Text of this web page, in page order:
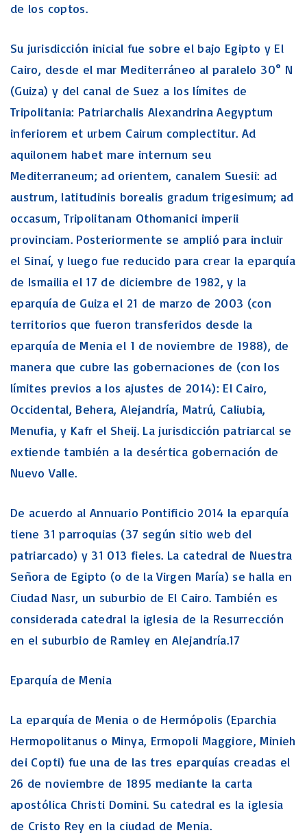
de los coptos.
Su jurisdicción inicial fue sobre el bajo Egipto y El
Cairo, desde el mar Mediterráneo al paralelo 30° N
(Guiza) y del canal de Suez a los límites de
Tripolitania: Patriarchalis Alexandrina Aegyptum
inferiorem et urbem Cairum complectitur. Ad
aquilonem habet mare internum seu
Mediterraneum; ad orientem, canalem Suesii: ad
austrum, latitudinis borealis gradum trigesimum; ad
occasum, Tripolitanam Othomanici imperii
provinciam. Posteriormente se amplió para incluir
el Sinaí, y luego fue reducido para crear la eparquía
de Ismailia el 17 de diciembre de 1982, y la
eparquía de Guiza el 21 de marzo de 2003 (con
territorios que fueron transferidos desde la
eparquía de Menia el 1 de noviembre de 1988), de
manera que cubre las gobernaciones de (con los
límites previos a los ajustes de 2014): El Cairo,
Occidental, Behera, Alejandría, Matrú, Caliubia,
Menufia, y Kafr el Sheij. La jurisdicción patriarcal se
extiende también a la desértica gobernación de
Nuevo Valle.
De acuerdo al Annuario Pontificio 2014 la eparquía
tiene 31 parroquias (37 según sitio web del
patriarcado) y 31 013 fieles. La catedral de Nuestra
Señora de Egipto (o de la Virgen María) se halla en
Ciudad Nasr, un suburbio de El Cairo. También es
considerada catedral la iglesia de la Resurrección
en el suburbio de Ramley en Alejandría.17
Eparquía de Menia
La eparquía de Menia o de Hermópolis (Eparchia
Hermopolitanus o Minya, Ermopoli Maggiore, Minieh
dei Copti) fue una de las tres eparquías creadas el
26 de noviembre de 1895 mediante la carta
apostólica Christi Domini. Su catedral es la iglesia
de Cristo Rey en la ciudad de Menia.